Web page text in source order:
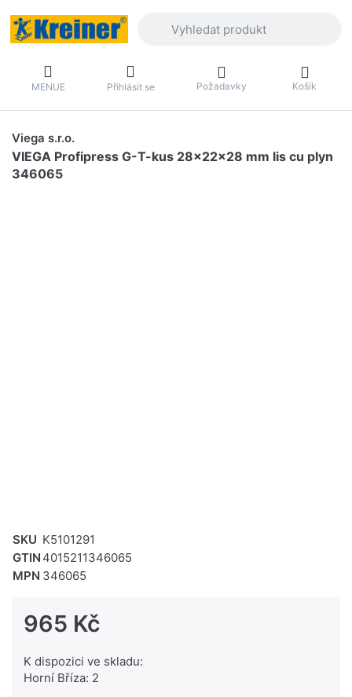
MENUE Přihlásit se Požadavky Košík
Viega s.r.o.
VIEGA Profipress G-T-kus 28x22x28 mm lis cu plyn
346065
SKU K5101291
GTIN 4015211346065
MPN 346065
965 Kč
K dispozici ve skladu:
Horní Bříza: 2